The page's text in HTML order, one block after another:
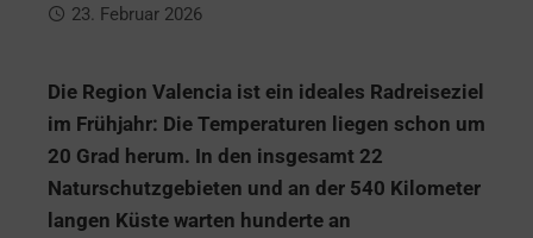
23. Februar 2026
Die Region Valencia ist ein ideales Radreiseziel
im Frühjahr: Die Temperaturen liegen schon um
20 Grad herum. In den insgesamt 22
Naturschutzgebieten und an der 540 Kilometer
langen Küste warten hunderte an